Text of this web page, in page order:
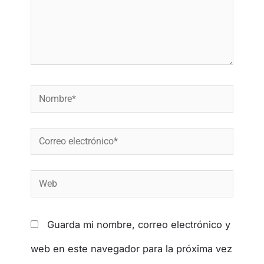
Guarda mi nombre, correo electrónico y
web en este navegador para la próxima vez